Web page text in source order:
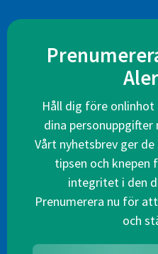
Håll dig före
dina personuppgifter
Vårt nyhetsbrev ger
tipsen och knepen
integritet i den
Prenumerera nu för
och